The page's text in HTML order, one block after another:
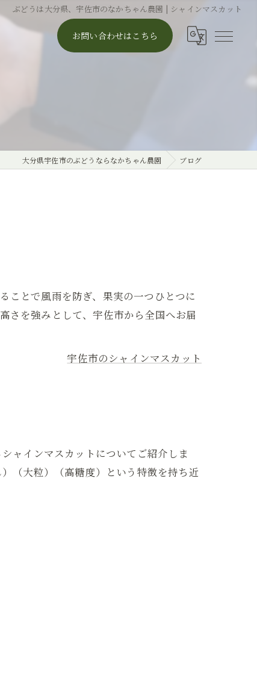
ぶどうは大分県、宇佐市のなかちゃん農園 | シャインマスカット
お問い合わせはこちら
大分県宇佐市のぶどうならなかちゃん農園 ブログ
ことで風雨を防ぎ、果実の一つひとつに
さを強みとして、宇佐市から全国へお届
宇佐市のシャインマスカット
ャインマスカットについてご紹介しま
（大粒）（高糖度）という特徴を持ち近